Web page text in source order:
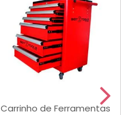
Carrinho de Ferramentas